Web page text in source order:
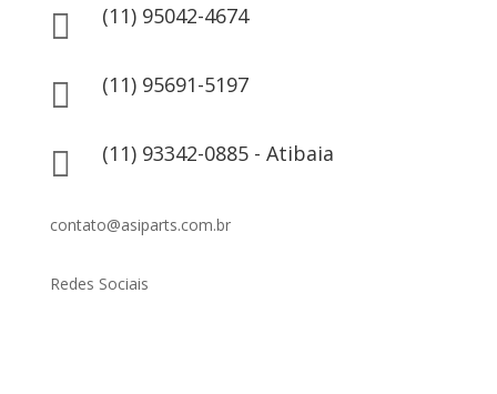
 (11) 95042-4674
 (11) 95691-5197
 (11) 93342-0885 - Atibaia
contato@asiparts.com.br
Redes Sociais